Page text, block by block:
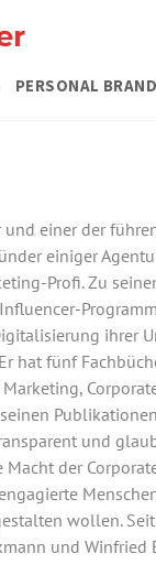
PERSONAL
einer der
einiger
Profi. Zu
ihrer
hat fünf
und
der
wollen.
und Winfried